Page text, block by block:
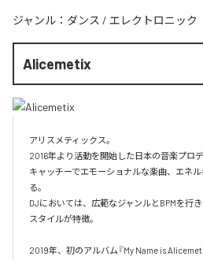
ジャンル： ダンス / エレクトロニック
Alicemetix
アリスメティックス。
2016年より活動を開始した日本の音楽プロデ
キャッチーでエモーショナルな楽曲、エネ
る。
DJにおいては、広範なジャンルとBPMを行
スタイルが特徴。​
2019年、初のアルバム『My Name is